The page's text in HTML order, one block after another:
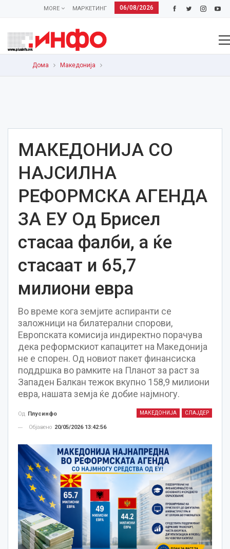
06/08/2026
МАРКЕТИНГ
MORE
Дома Македонија
МАКЕДОНИЈА СО
НАЈСИЛНА
РЕФОРМСКА АГЕНДА
ЗА ЕУ Од Брисел
стасаа фалби, а ќе
стасаат и 65,7
милиони евра
Во време кога земјите аспиранти се
заложници на билатерални спорови,
Европската комисија индиректно порачува
дека реформскиот капацитет на Македонија
не е спорен. Од новиот пакет финансиска
поддршка во рамките на Планот за раст за
Западен Балкан тежок вкупно 158,9 милиони
евра, нашата земја ќе добие најмногу.
МАКЕДОНИЈА СЛАЈДЕР
Од Плусинфо
Објавено 20/05/2026 13:42:56